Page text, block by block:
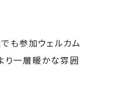
も参加ウェルカム
り一層暖かな雰囲